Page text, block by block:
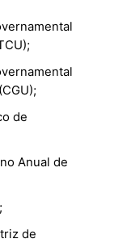
de
Anual de
de